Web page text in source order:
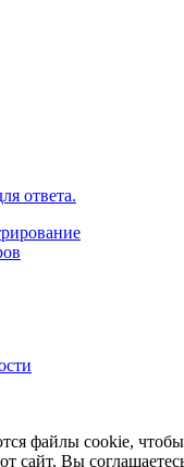
ответа.
файлы cookie,
сайт, Вы